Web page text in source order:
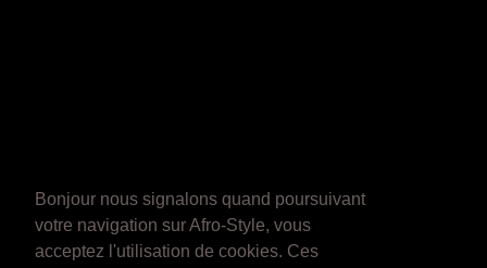
Bonjour nous signalons quand poursuivant
votre navigation sur Afro-Style, vous
acceptez l'utilisation de cookies. Ces